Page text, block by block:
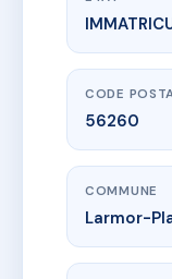
SYND
1 pl de youghal
CODE
56260
COMMUNE
Larmor-